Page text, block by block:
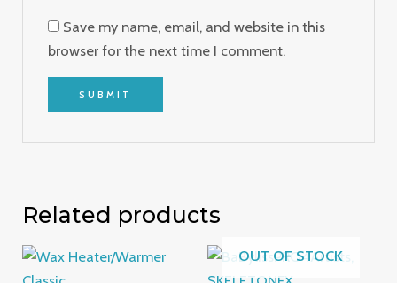
Save my name, email, and website in this
browser for the next time I comment.
Related products
OUT OF STOCK